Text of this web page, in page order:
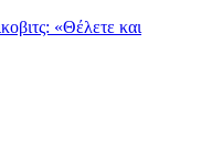
«Θέλετε και